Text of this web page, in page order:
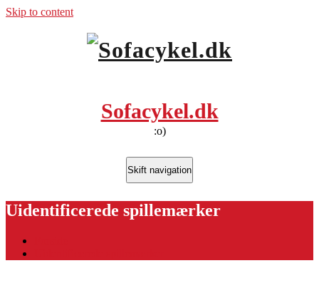
Skip to content
Sofacykel.dk
:o)
Skift navigation
Uidentificerede spillemærker